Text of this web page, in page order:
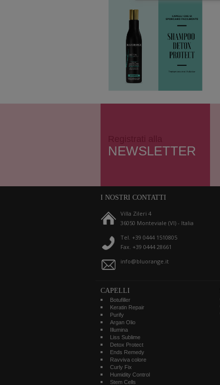
NEWSLETTER
I NOSTRI CONTATTI
Villa Zileri 4
36050 Monteviale (VI) - Italia
Tel. +39 0444 1510805
Fax. +39 0444 28661
info@bluorange.it
CAPELLI
Botufiller
Keratin Repair
Purify
Argan Olio
Illumina
Liss Sublime
Detox Protect
Ends Remedy
Ravviva colore
Curly Fix
Humidity Control
Stem Cells